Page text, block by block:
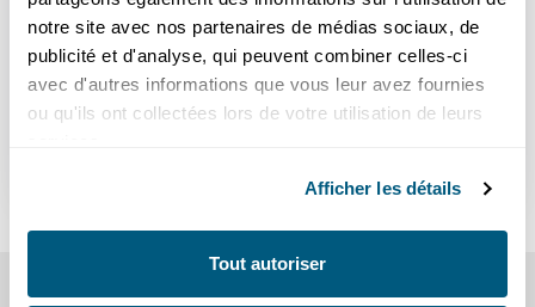
notre site avec nos partenaires de médias sociaux, de
publicité et d'analyse, qui peuvent combiner celles-ci
avec d'autres informations que vous leur avez fournies
ou qu'ils ont collectées lors de votre utilisation de leurs
Afficher les détails
Tout autoriser
modifications.
de 3 mois pour la fin d'un mois, sauf conditions spécifiques liées à
une promotion ou une option.
*Pour une durée de contrat de plus d’une année, les frais
CHOISIR LES PACKS SOHO